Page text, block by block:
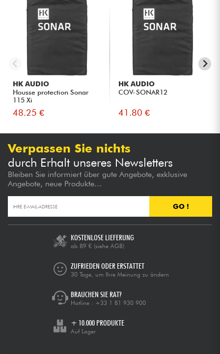
HK AUDIO
Housse protection Sonar
115 Xi
48.25 €
HK AUDIO
COV-SONAR12
41.80 €
Verpassen Sie nichts
durch Erhalt unseres Newsletters
Bleiben Sie informiert über gute Angebote, exklusive
Angebote, neue Produkte...
GO !
KOSTENLOSE LIEFERUNG
ab 89 € (siehe AGB)
ZUFRIEDEN ODER ERSTATTET
30 Tage, um Ihre Meinung zu ändern
BRAUCHEN SIE RAT?
Hotline : +33 1 81 930 900
+ 10.000 PRODUKTE
Auf Lager